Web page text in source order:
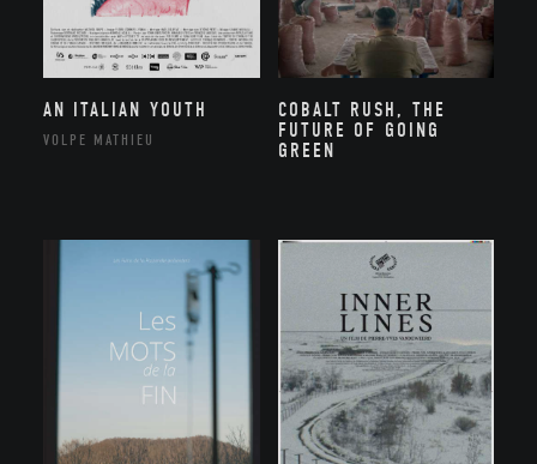
AN ITALIAN YOUTH
VOLPE MATHIEU
COBALT RUSH, THE
FUTURE OF GOING
GREEN